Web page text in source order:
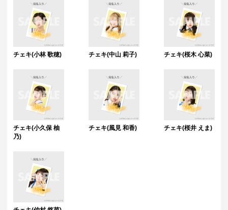
チェキ(小林 歌穂) チェキ(中山 莉子) チェキ(桜木 心菜)
チェキ(小久保 柚
乃)
チェキ(風見 和香) チェキ(桜井 えま)